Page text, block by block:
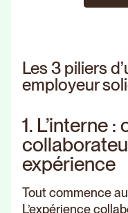
Les 3 piliers
employeur
1. L’interne
expérience
Tout commence
L’expérience